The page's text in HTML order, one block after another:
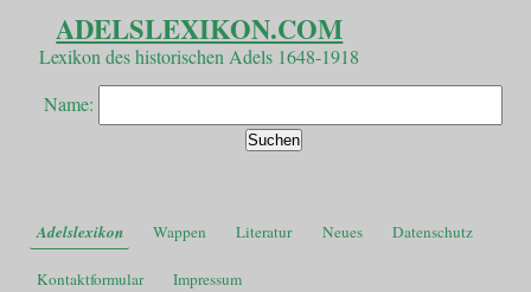
ADELSLEXIKON.COM
Lexikon des historischen Adels 1648-1918
Name:
Adelslexikon Wappen Literatur Neues Datenschutz
Kontaktformular Impressum